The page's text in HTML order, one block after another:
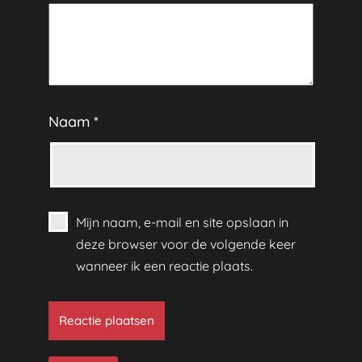
Naam *
Mijn naam, e-mail en site opslaan in
deze browser voor de volgende keer
wanneer ik een reactie plaats.